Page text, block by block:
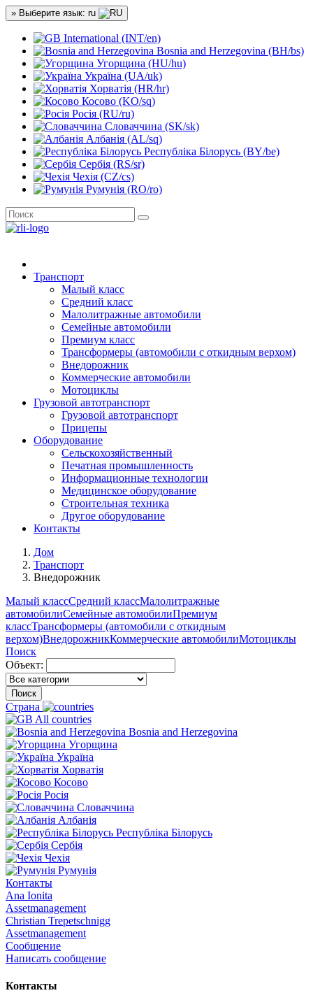
» Выберите язык: ru
International (INT/en)
Bosnia and Herzegovina (BH/bs)
Угорщина (HU/hu)
Україна (UA/uk)
Хорватія (HR/hr)
Косово (KO/sq)
Росія (RU/ru)
Словаччина (SK/sk)
Албанія (AL/sq)
Республіка Білорусь (BY/be)
Сербія (RS/sr)
Чехія (CZ/cs)
Румунія (RO/ro)
Транспорт
Малый класс
Средний класс
Малолитражные автомобили
Семейные автомобили
Премиум класс
Трансформеры (автомобили с откидным верхом)
Внедорожник
Коммерческие автомобили
Мотоциклы
Грузовой автотранспорт
Грузовой автотранспорт
Прицепы
Оборудование
Сельскохозяйственный
Печатная промышленность
Информационные технологии
Медицинское оборудование
Строительная техника
Другое оборудование
Контакты
Дом
Транспорт
Внедорожник
Малый классСредний классМалолитражные
автомобилиСемейные автомобилиПремиум
классТрансформеры (автомобили с откидным
верхом)ВнедорожникКоммерческие автомобилиМотоциклы
Поиск
Объект:
Поиск
Страна
All countries
Bosnia and Herzegovina
Угорщина
Україна
Хорватія
Косово
Росія
Словаччина
Албанія
Республіка Білорусь
Сербія
Чехія
Румунія
Контакты
Ana Ionita
Assetmanagement
Christian Trepetschnigg
Assetmanagement
Сообщение
Написать сообщение
Контакты